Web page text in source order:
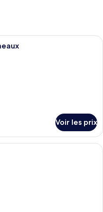
chambre double avec deux lits,
Voir les prix
chambre avec un lit simple,